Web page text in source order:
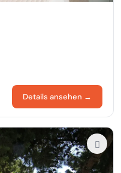
Details ansehen →